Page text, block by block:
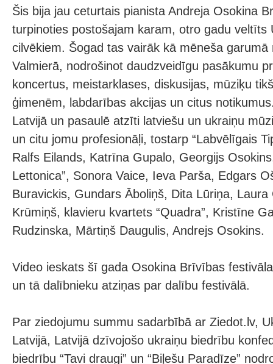
Šis bija jau ceturtais pianista Andreja Osokina
turpinoties postošajam karam, otro gadu veltīts
cilvēkiem. Šogad tas vairāk kā mēneša garumā
Valmierā, nodrošinot daudzveidīgu pasākumu
koncertus, meistarklases, diskusijas, mūziķu
ģimenēm, labdarības akcijas un citus
Latvijā un pasaulē atzīti latviešu un ukraiņu
un citu jomu profesionāļi, tostarp “Labvēlīgais
Ralfs Eilands, Katrīna Gupalo, Georgijs
Lettonica”, Sonora Vaice, Ieva Parša, Edgars
Buravickis, Gundars Āboliņš, Dita Lūriņa, Laura
Krūmiņš, klavieru kvartets “Quadra”, Kristīne
Rudzinska, Mārtiņš Daugulis, Andrejs Osokins.
Video ieskats šī gada Osokina Brīvības
un tā dalībnieku atziņas par dalību festivālā.
Par ziedojumu summu sadarbībā ar Ziedot.lv,
Latvijā, Latvijā dzīvojošo ukraiņu biedrību
biedrību “Tavi draugi” un “Biļešu Paradīze”